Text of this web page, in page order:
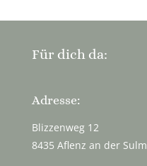
Für dich da:
Adresse:
Blizzenweg 12
8435 Aflenz an der Sulm